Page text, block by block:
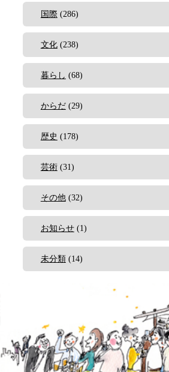
国際 (286)
文化(238)
暮らし (68)
からだ(29)
歴史 (178)
芸術(31)
その他(32)
お知らせ(1)
未分類(14)